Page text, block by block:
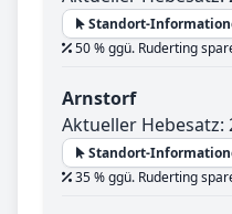
Standort-
50 % ggü. Ruderting
Arnstorf
Aktueller Hebesatz:
Standort-
35 % ggü. Ruderting